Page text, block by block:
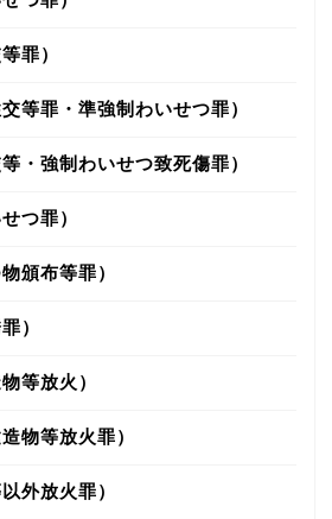
罪）
等罪・準強制わいせつ罪）
・強制わいせつ致死傷罪）
つ罪）
頒布等罪）
）
等放火）
物等放火罪）
外放火罪）